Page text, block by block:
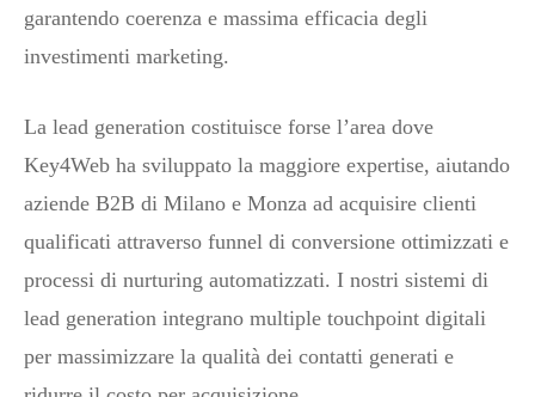
garantendo coerenza e massima efficacia degli
investimenti marketing.
La lead generation costituisce forse l’area dove
Key4Web ha sviluppato la maggiore expertise, aiutando
aziende B2B di Milano e Monza ad acquisire clienti
qualificati attraverso funnel di conversione ottimizzati e
processi di nurturing automatizzati. I nostri sistemi di
lead generation integrano multiple touchpoint digitali
per massimizzare la qualità dei contatti generati e